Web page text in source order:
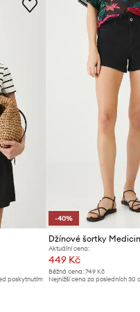
a prodyšná
vzhled
poskytnutím
-40%
Džínové šortky
Aktuální cena:
449 Kč
Běžná cena: 749 Kč
Nejnižší cena za posledních 30